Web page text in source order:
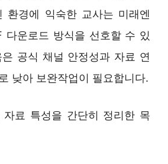
환경에 익숙한 교사는 미래엔
다운로드 방식을 선호할 수 있
공식 채널 안정성과 자료 연
낮아 보완작업이 필요합니다.
자료 특성을 간단히 정리한 목